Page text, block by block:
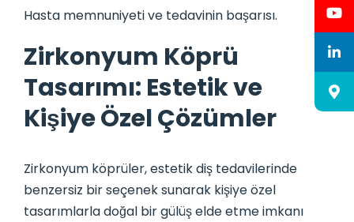
Hasta memnuniyeti ve tedavinin başarısı.
Zirkonyum Köprü
Tasarımı: Estetik ve
Kişiye Özel Çözümler
Zirkonyum köprüler, estetik diş tedavilerinde
benzersiz bir seçenek sunarak kişiye özel
tasarımlarla doğal bir gülüş elde etme imkanı